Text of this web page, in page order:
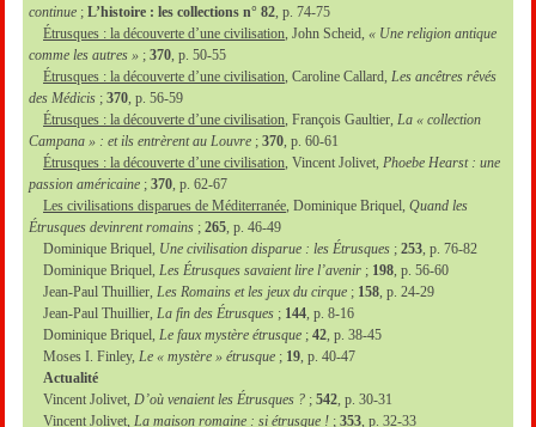
continue ; L’histoire : les collections n° 82 , p. 74-75
Étrusques : la découverte d’une civilisation , John Scheid, « Une religion antique
comme les autres » ; 370 , p. 50-55
Étrusques : la découverte d’une civilisation , Caroline Callard, Les ancêtres rêvés
des Médicis ; 370 , p. 56-59
Étrusques : la découverte d’une civilisation , François Gaultier, La « collection
Campana » : et ils entrèrent au Louvre ; 370 , p. 60-61
Étrusques : la découverte d’une civilisation , Vincent Jolivet, Phoebe Hearst : une
passion américaine ; 370 , p. 62-67
Les civilisations disparues de Méditerranée , Dominique Briquel, Quand les
Étrusques devinrent romains ; 265 , p. 46-49
Dominique Briquel, Une civilisation disparue : les Étrusques ; 253 , p. 76-82
Dominique Briquel, Les Étrusques savaient lire l’avenir ; 198 , p. 56-60
Jean-Paul Thuillier, Les Romains et les jeux du cirque ; 158 , p. 24-29
Jean-Paul Thuillier, La fin des Étrusques ; 144 , p. 8-16
Dominique Briquel, Le faux mystère étrusque ; 42 , p. 38-45
Moses I. Finley, Le « mystère » étrusque ; 19 , p. 40-47
Actualité
Vincent Jolivet, D’où venaient les Étrusques ? ; 542 , p. 30-31
Vincent Jolivet, La maison romaine : si étrusque ! ; 353 , p. 32-33